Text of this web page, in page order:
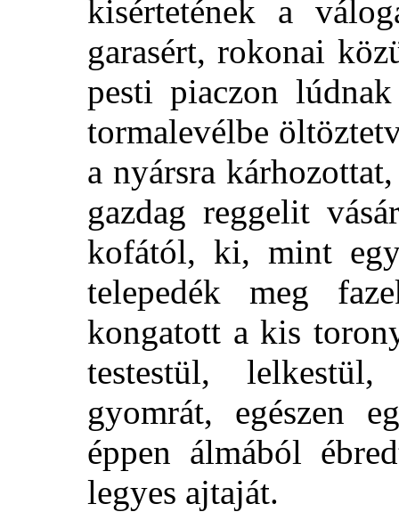
kisértetének a
garasért, rokonai
pesti piaczon
tormalevélbe
a nyársra
gazdag reggelit
kofától, ki, mint
telepedék meg
kongatott a kis
testestül,
gyomrát, egészen
éppen álmából
legyes ajtaját.